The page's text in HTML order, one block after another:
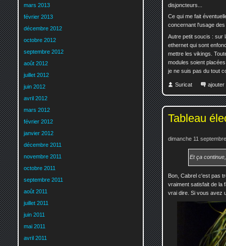
disjoncteurs...
Ce qui me fait
concernant l'usage
Autre petit soucis : sur
ethernet qui sont
mettre les vikings.
modules soient
je ne suis pas du tout
Suricat ajouter
Tableau
dimanche 11
Et ça
Bon, Cabrel c'est pas
vraiment satisfait de la
vrai dire. Si vous avez
mars 2013
février 2013
décembre 2012
octobre 2012
septembre 2012
août 2012
juillet 2012
juin 2012
avril 2012
mars 2012
février 2012
janvier 2012
décembre 2011
novembre 2011
octobre 2011
septembre 2011
août 2011
juillet 2011
juin 2011
mai 2011
avril 2011